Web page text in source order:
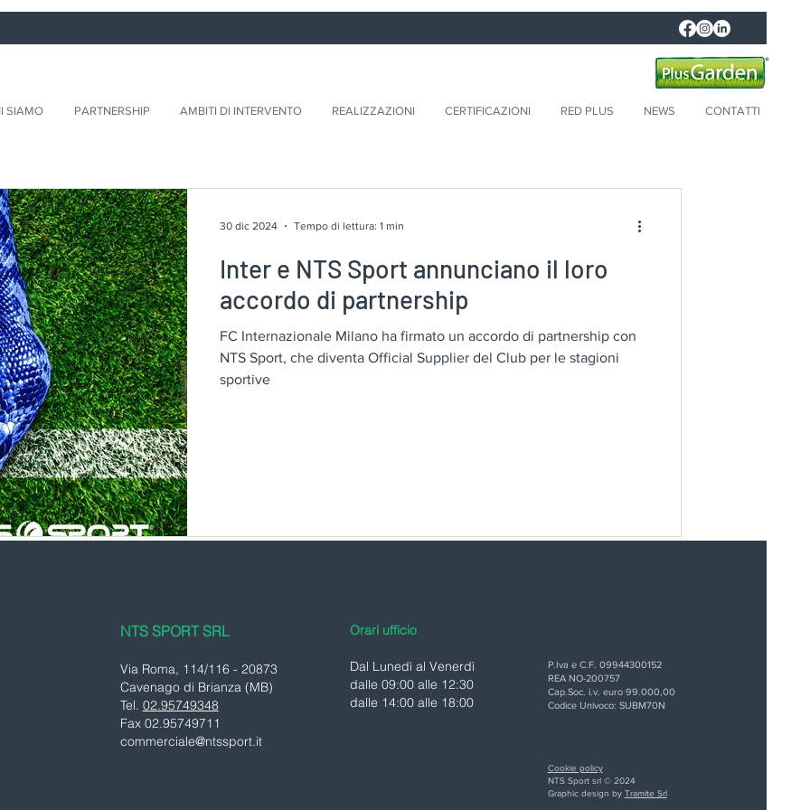
SIAMO PARTNERSHIP AMBITI DI INTERVENTO REALIZZAZIONI CERTIFICAZIONI RED PLUS NEWS CONTATTI
Inter e NTS Sport annunciano il loro
accordo di partnership
FC Internazionale Milano ha firmato un accordo di partnership con
NTS Sport, che diventa Official Supplier del Club per le stagioni
sportive
30 dic 2024 Tempo di lettura: 1 min
NTS SPORT SRL
Via Roma, 114/116 - 20873
Cavenago di Brianza (MB)
Tel. 02.95749348
Fax 02.95749711
commerciale@ntssport.it
Orari ufficio
Dal Lunedì al Venerdì
dalle 09:00 alle 12:30
dalle 14:00 alle 18:00
P.Iva e C.F. 09944300152
REA NO-200757
Cap.Soc. i.v. euro 99.000,00
Codice Univoco: SUBM70N
Cookie policy
NTS Sport srl © 2024
Graphic design by Tramite Srl